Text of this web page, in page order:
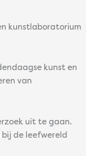
kunstlaboratorium
kunst en
van
uit te gaan.
de leefwereld